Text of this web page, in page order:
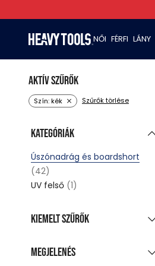
NŐI FÉRFI LÁNY
Aktív szűrők
Szín: kék Szűrők törlése
Kategóriák
Úszónadrág és boardshort
(42)
UV felső (1)
Kiemelt szűrők
Megjelenés